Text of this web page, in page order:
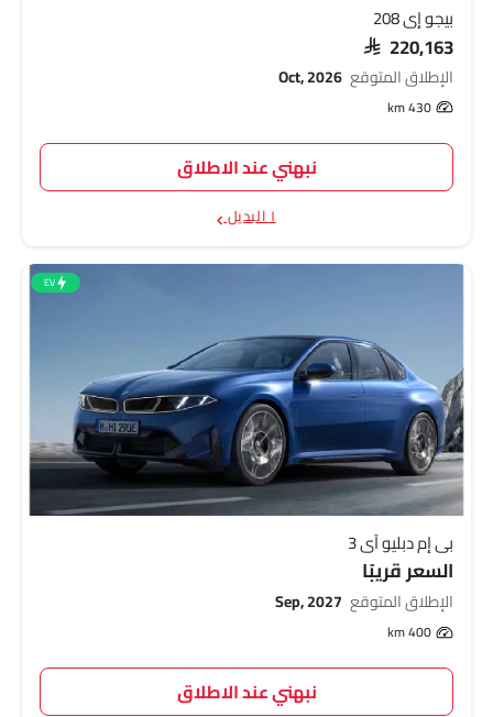
بيجو إي 208
SAR 220,163
الإطلاق المتوقع Oct, 2026
430 km
نبهني عند الاطلاق
١ البديل
EV
بي إم دبليو آي 3
السعر قريبًا
الإطلاق المتوقع Sep, 2027
400 km
نبهني عند الاطلاق